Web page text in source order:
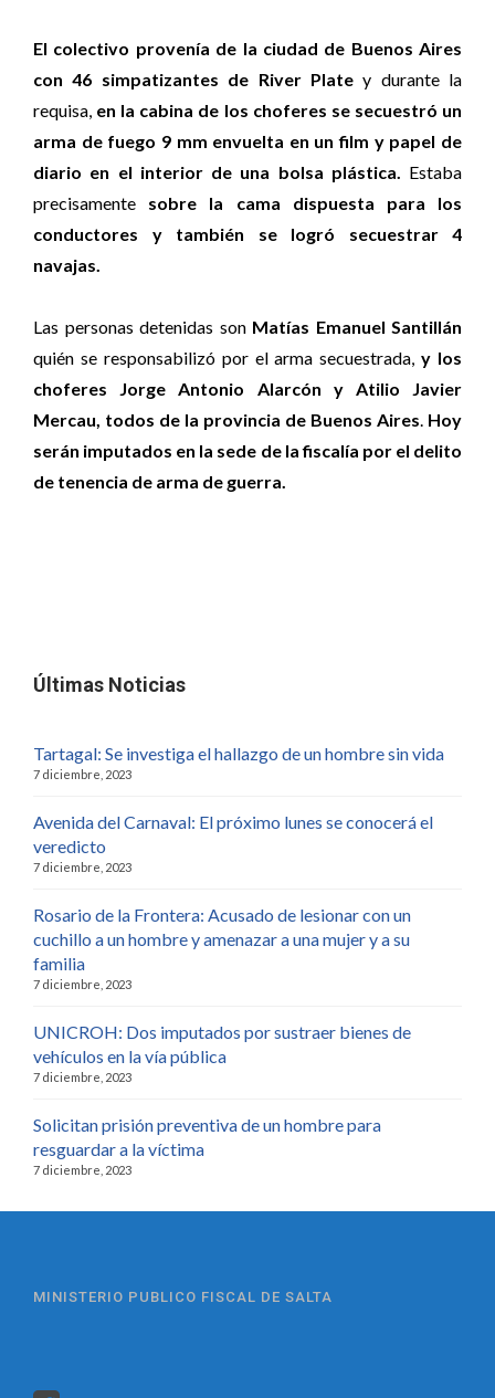
El colectivo provenía de la ciudad de Buenos Aires
con 46 simpatizantes de River Platey durante la
requisa, en la cabina de los choferes se secuestró un
arma de fuego 9 mm envuelta en un film y papel de
diario en el interior de una bolsa plástica. Estaba
precisamente sobre la cama dispuesta para los
conductores y también se logró secuestrar 4
navajas.
Las personas detenidas son Matías Emanuel Santillán
quién se responsabilizó por el arma secuestrada,y los
choferes Jorge Antonio Alarcón y Atilio Javier
Mercau, todos de la provincia de Buenos Aires. Hoy
serán imputados en la sede de la fiscalía por el delito
de tenencia de arma de guerra.
Últimas Noticias
Tartagal: Se investiga el hallazgo de un hombre sin vida
7 diciembre, 2023
Avenida del Carnaval: El próximo lunes se conocerá el
veredicto
7 diciembre, 2023
Rosario de la Frontera: Acusado de lesionar con un
cuchillo a un hombre y amenazar a una mujer y a su
familia
7 diciembre, 2023
UNICROH: Dos imputados por sustraer bienes de
vehículos en la vía pública
7 diciembre, 2023
Solicitan prisión preventiva de un hombre para
resguardar a la víctima
7 diciembre, 2023
MINISTERIO PUBLICO FISCAL DE SALTA